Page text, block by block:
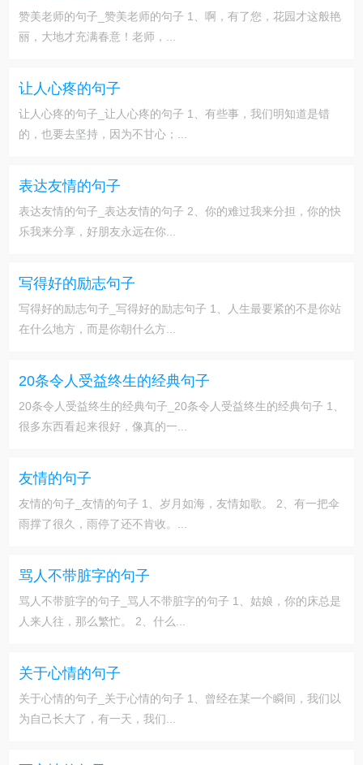
赞美老师的句子_赞美老师的句子 1、啊，有了您，花园才这般艳
丽，大地才充满春意！老师，...
让人心疼的句子
让人心疼的句子_让人心疼的句子 1、有些事，我们明知道是错
的，也要去坚持，因为不甘心；...
表达友情的句子
表达友情的句子_表达友情的句子 2、你的难过我来分担，你的快
乐我来分享，好朋友永远在你...
写得好的励志句子
写得好的励志句子_写得好的励志句子 1、人生最要紧的不是你站
在什么地方，而是你朝什么方...
20条令人受益终生的经典句子
20条令人受益终生的经典句子_20条令人受益终生的经典句子 1、
很多东西看起来很好，像真的一...
友情的句子
友情的句子_友情的句子 1、岁月如海，友情如歌。 2、有一把伞
雨撑了很久，雨停了还不肯收。...
骂人不带脏字的句子
骂人不带脏字的句子_骂人不带脏字的句子 1、姑娘，你的床总是
人来人往，那么繁忙。 2、什么...
关于心情的句子
关于心情的句子_关于心情的句子 1、曾经在某一个瞬间，我们以
为自己长大了，有一天，我们...